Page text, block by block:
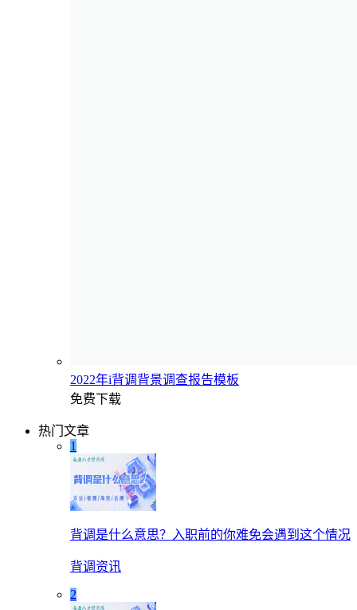
2022年i背调背景调查报告模板
免费下载
热门文章
1
背调是什么意思？入职前的你难免会遇到这个情况
背调资讯
2